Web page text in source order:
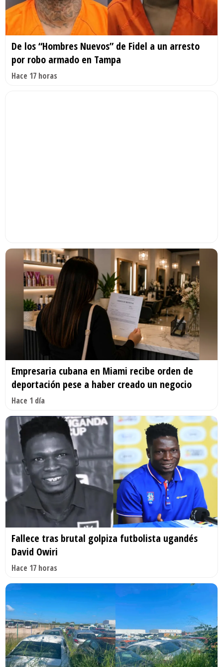
De los “Hombres Nuevos” de Fidel a un arresto
por robo armado en Tampa
Hace 17 horas
Empresaria cubana en Miami recibe orden de
deportación pese a haber creado un negocio
Hace 1 día
Fallece tras brutal golpiza futbolista ugandés
David Owiri
Hace 17 horas